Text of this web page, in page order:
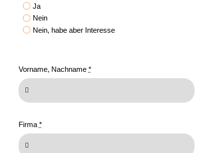
Ja
Nein
Nein, habe aber Interesse
Vorname, Nachname *
Firma *